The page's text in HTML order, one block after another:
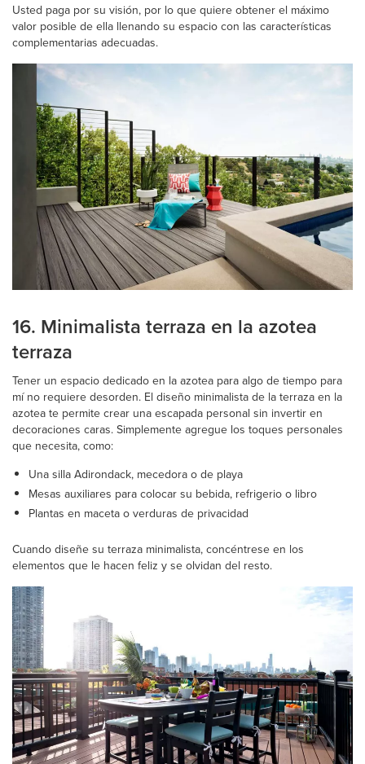
Usted paga por su visión, por lo que quiere obtener el máximo
valor posible de ella llenando su espacio con las características
complementarias adecuadas.
16. Minimalista terraza en la azotea
terraza
Tener un espacio dedicado en la azotea para algo de tiempo para
mí no requiere desorden. El diseño minimalista de la terraza en la
azotea te permite crear una escapada personal sin invertir en
decoraciones caras. Simplemente agregue los toques personales
que necesita, como:
Una silla Adirondack, mecedora o de playa
Mesas auxiliares para colocar su bebida, refrigerio o libro
Plantas en maceta o verduras de privacidad
Cuando diseñe su terraza minimalista, concéntrese en los
elementos que le hacen feliz y se olvidan del resto.